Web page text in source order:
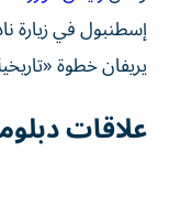
إسطنبول في زيارة
يريفان خطوة
علاقات